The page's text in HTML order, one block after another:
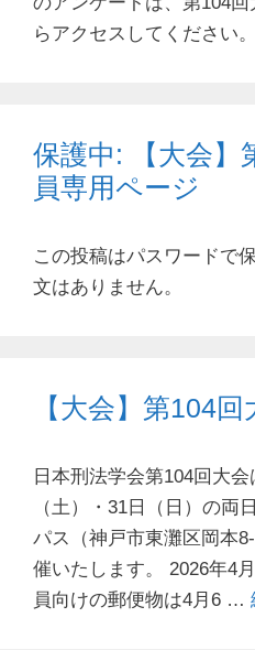
らアクセスしてください
保護中: 【大会】
員専用ページ
この投稿はパスワードで
文はありません。
【大会】第104回
日本刑法学会第104回大
（土）・31日（日）の両
パス（神戸市東灘区岡本
催いたします。 2026年4
員向けの郵便物は4月6 …